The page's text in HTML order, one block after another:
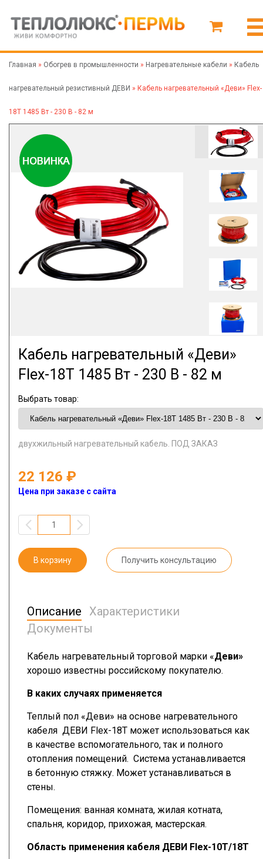
Главная » Обогрев в промышленности » Нагревательные кабели » Кабель
нагревательный резистивный ДЕВИ » Кабель нагревательный «Деви» Flex-
18T 1485 Вт - 230 В - 82 м
Кабель нагревательный «Деви»
Flex-18T 1485 Вт - 230 В - 82 м
Выбрать товар:
двухжильный нагревательный кабель. ПОД ЗАКАЗ
22 126
Цена при заказе с сайта
В корзину Получить консультацию
Описание
Характеристики
Документы
Кабель нагревательный торговой марки «Деви»
хорошо известны российскому покупателю.
В каких случаях применяется
Теплый пол «Деви» на основе нагревательного
кабеля ДЕВИ Flex-18T может использоваться как
в качестве вспомогательного, так и полного
отопления помещений. Система устанавливается
в бетонную стяжку. Может устанавливаться в
стены.
Помещения: ванная комната, жилая котната,
спальня, коридор, прихожая, мастерская.
Область применения кабеля ДЕВИ Flex-10T/18T